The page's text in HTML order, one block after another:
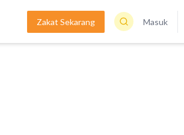
Zakat Sekarang Masuk